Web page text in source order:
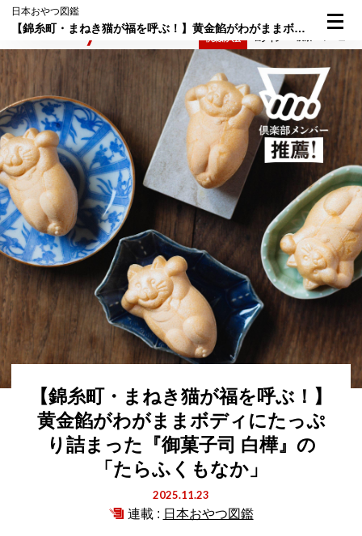
日本おやつ図鑑
【錦糸町・まねき猫が福を呼ぶ！】黄金餡がわがままボディにたっぷり詰まった『御菓子司 白樺』の「たらふくもなか」
【錦糸町・まねき猫が福を呼ぶ！】
黄金餡がわがままボディにたっぷ
り詰まった『御菓子司 白樺』の
「たらふくもなか」
2025.11.23
連載 : 日本おやつ図鑑